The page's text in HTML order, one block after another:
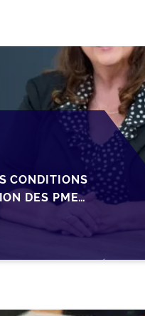
CONDITIONS
DES PME